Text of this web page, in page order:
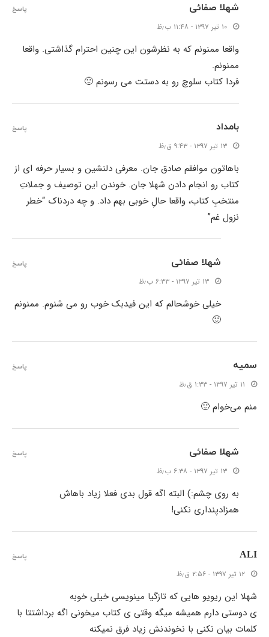
شهلا صفائی
۱۰ تیر ۱۳۹۷ - ۱۱:۴۸ ب٫ظ
واقعا ممنونم که به نظرشون این چنین احترام گذاشتی. واقعا
ممنونم.
فردا کتاب سلوچ رو به دستت می رسونم 🙂
پاسخ
بامداد
۱۳ تیر ۱۳۹۷ - ۹:۴۳ ق٫ظ
باهاتون موافقم صادق جان. معرفی دلنشین و بسیار حرفه ای از
کتاب رو انجام دادن شهلا جان. خوندن این توصیف و جملاتِ
منتخبِ کتاب، واقعا حالِ خوبی بهم داد. و چه دردناک “خطر
نزول غم”
پاسخ
شهلا صفائی
۱۳ تیر ۱۳۹۷ - ۶:۳۳ ب٫ظ
خیلی خوشحالم که این فیدبک خوب رو می شنوم. ممنونم
🙂
پاسخ
سمیه
۱۱ تیر ۱۳۹۷ - ۱:۳۳ ق٫ظ
منم می‌خوام 🙂
پاسخ
شهلا صفائی
۱۳ تیر ۱۳۹۷ - ۶:۳۸ ب٫ظ
به روی چشم:) البته اگه قول بدی فعلا زیاد باهاش
همزادپنداری نکنی!
پاسخ
ALI
۱۲ تیر ۱۳۹۷ - ۲:۵۶ ق٫ظ
شهلا این ریویو هایی که تازگیا مینویسی خیلی خوبه
ی دوستی دارم همیشه میگه وقتی ی کتاب میخونی اگه برداشتتا با
کلمات بیان نکنی با نخوندنش زیاد فرق نمیکنه
پاسخ